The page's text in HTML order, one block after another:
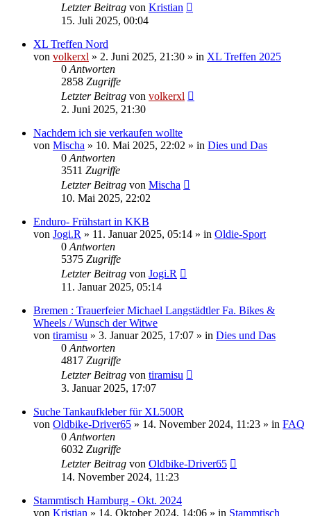
Letzter Beitrag von Kristian
15. Juli 2025, 00:04
XL Treffen Nord
von volkerxl » 2. Juni 2025, 21:30 » in XL Treffen 2025
0 Antworten
2858 Zugriffe
Letzter Beitrag von volkerxl
2. Juni 2025, 21:30
Nachdem ich sie verkaufen wollte
von Mischa » 10. Mai 2025, 22:02 » in Dies und Das
0 Antworten
3511 Zugriffe
Letzter Beitrag von Mischa
10. Mai 2025, 22:02
Enduro- Frühstart in KKB
von Jogi.R » 11. Januar 2025, 05:14 » in Oldie-Sport
0 Antworten
5375 Zugriffe
Letzter Beitrag von Jogi.R
11. Januar 2025, 05:14
Bremen : Trauerfeier Michael Langstädtler Fa. Bikes &
Wheels / Wunsch der Witwe
von tiramisu » 3. Januar 2025, 17:07 » in Dies und Das
0 Antworten
4817 Zugriffe
Letzter Beitrag von tiramisu
3. Januar 2025, 17:07
Suche Tankaufkleber für XL500R
von Oldbike-Driver65 » 14. November 2024, 11:23 » in FAQ
0 Antworten
6032 Zugriffe
Letzter Beitrag von Oldbike-Driver65
14. November 2024, 11:23
Stammtisch Hamburg - Okt. 2024
von Kristian » 14. Oktober 2024, 14:06 » in Stammtisch